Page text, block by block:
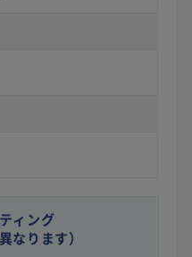
ィング
なります）